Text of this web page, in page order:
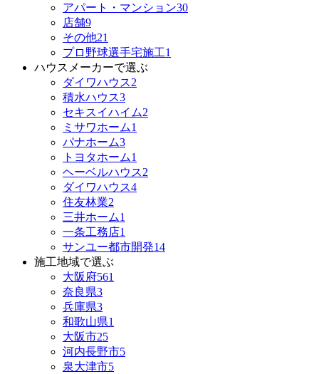
アパート・マンション30
店舗9
その他21
プロ野球選手宅施工1
ハウスメーカーで選ぶ
ダイワハウス2
積水ハウス3
セキスイハイム2
ミサワホーム1
パナホーム3
トヨタホーム1
ヘーベルハウス2
ダイワハウス4
住友林業2
三井ホーム1
一条工務店1
サンユー都市開発14
施工地域で選ぶ
大阪府561
奈良県3
兵庫県3
和歌山県1
大阪市25
河内長野市5
泉大津市5